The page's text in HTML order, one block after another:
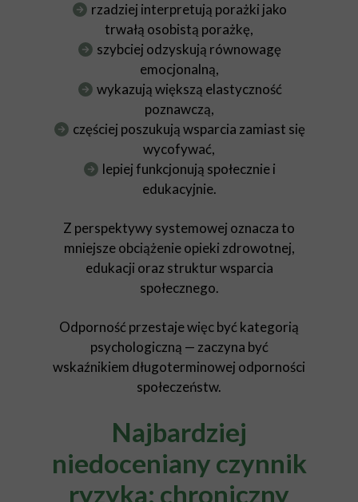
rzadziej interpretują porażki jako
trwałą osobistą porażkę,
szybciej odzyskują równowagę
emocjonalną,
wykazują większą elastyczność
poznawczą,
częściej poszukują wsparcia zamiast się
wycofywać,
lepiej funkcjonują społecznie i
edukacyjnie.
Z perspektywy systemowej oznacza to
mniejsze obciążenie opieki zdrowotnej,
edukacji oraz struktur wsparcia
społecznego.
Odporność przestaje więc być kategorią
psychologiczną — zaczyna być
wskaźnikiem długoterminowej odporności
społeczeństw.
Najbardziej
niedoceniany czynnik
ryzyka: chroniczny